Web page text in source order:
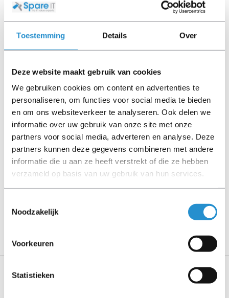
Toestemming Details Over
Deze website maakt gebruik van cookies
We gebruiken cookies om content en advertenties te
personaliseren, om functies voor social media te bieden
en om ons websiteverkeer te analyseren. Ook delen we
informatie over uw gebruik van onze site met onze
partners voor social media, adverteren en analyse. Deze
partners kunnen deze gegevens combineren met andere
informatie die u aan ze heeft verstrekt of die ze hebben
verzameld op basis van uw gebruik van hun services.
Noodzakelijk
Voorkeuren
Statistieken
Disclaimer:
Product foto’s en specificaties worden beschikbaar
Wanneer het artikel een 'Refurbished product' betreft is
(tenzij anders aangegeven). Bij Refurbished artikelen zijn
kabels, software media en handleidingen niet inbegrepen
(tenzij anders aangegeven).
Let goed op de productbeschrijving en neem bij vragen
contact op met ons.